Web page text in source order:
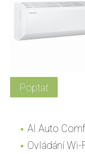
Poptat
Al Auto
Ovládání